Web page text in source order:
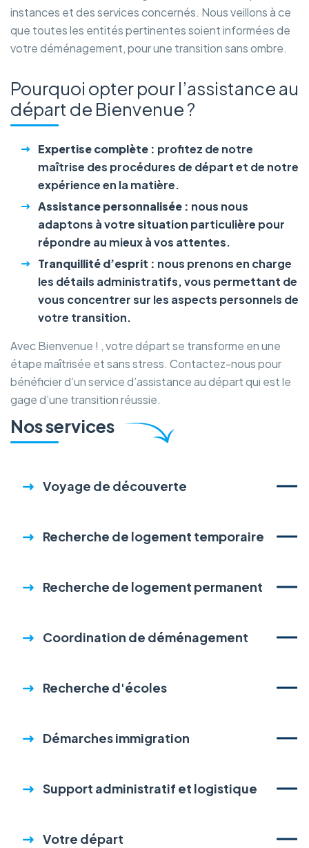
instances et des services concernés. Nous veillons à ce
que toutes les entités pertinentes soient informées de
votre déménagement, pour une transition sans ombre.
Pourquoi opter pour l’assistance au
départ de Bienvenue ?
Expertise complète : profitez de notre
maîtrise des procédures de départ et de notre
expérience en la matière.
Assistance personnalisée : nous nous
adaptons à votre situation particulière pour
répondre au mieux à vos attentes.
Tranquillité d’esprit : nous prenons en charge
les détails administratifs, vous permettant de
vous concentrer sur les aspects personnels de
votre transition.
Avec Bienvenue ! , votre départ se transforme en une
étape maîtrisée et sans stress. Contactez-nous pour
bénéficier d’un service d’assistance au départ qui est le
gage d’une transition réussie.
Nos services
Voyage de découverte
Recherche de logement temporaire
Recherche de logement permanent
Coordination de déménagement
Recherche d'écoles
Démarches immigration
Support administratif et logistique
Votre départ